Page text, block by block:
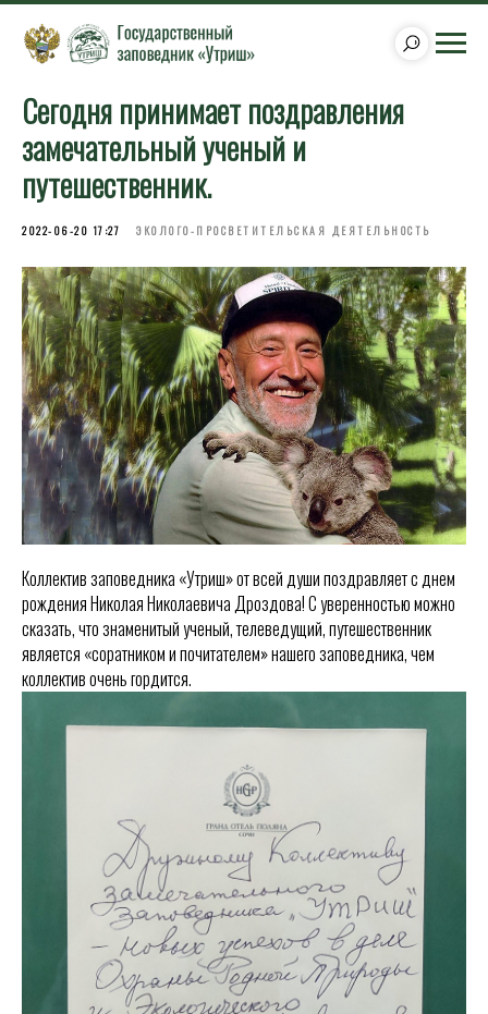
Сегодня принимает поздравления
замечательный ученый и
путешественник.
2022-06-20 17:27 ЭКОЛОГО-ПРОСВЕТИТЕЛЬСКАЯ ДЕЯТЕЛЬНОСТЬ
Коллектив заповедника «Утриш» от всей души поздравляет с днем
рождения Николая Николаевича Дроздова! С уверенностью можно
сказать, что знаменитый ученый, телеведущий, путешественник
является «соратником и почитателем» нашего заповедника, чем
коллектив очень гордится.